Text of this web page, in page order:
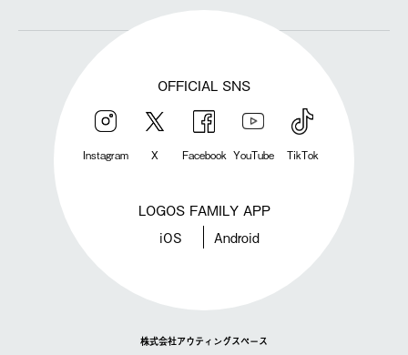
OFFICIAL SNS
Instagram X Facebook YouTube TikTok
LOGOS FAMILY APP
iOS Android
株式会社アウティングスペース